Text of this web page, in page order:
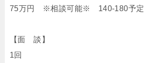
75万円 ※相談可能※ 140-180予定
【面 談】
1回